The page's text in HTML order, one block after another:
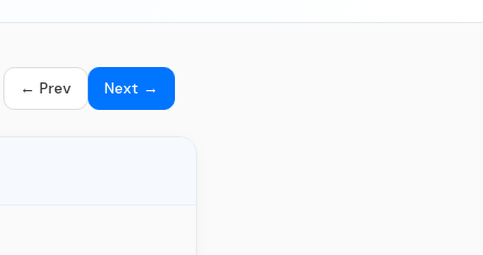
← Prev Next →